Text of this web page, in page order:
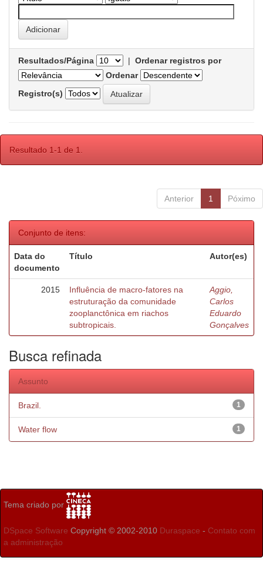
Resultados/Página | Ordenar registros por
Ordenar
Registro(s)
Resultado 1-1 de 1.
Anterior 1 Póximo
Conjunto de itens:
Data do
documento
Título Autor(es)
2015
Influência de macro-fatores na
estruturação da comunidade
zooplanctônica em riachos
subtropicais.
Aggio,
Carlos
Eduardo
Gonçalves
Busca refinada
Assunto
1
Brazil.
1
Water flow
Tema criado por
DSpace Software Copyright © 2002-2010 Duraspace - Contato com
a administração